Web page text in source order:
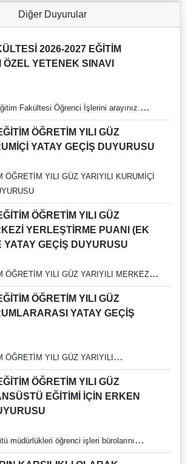
Diğer Duyurular
ÖZEL YETENEK SINAVI
Fakültesi Öğrenci İşlerini arayınız.
#
YATAY GEÇİŞ DUYURUSU
ÖĞRETİM YILI GÜZ YARIYILI KURUMİÇİ
YERLEŞTİRME PUANI (EK
YATAY GEÇİŞ DUYURUSU
ÖĞRETİM YILI GÜZ YARIYILI MERKEZİ
(EK MADDE-1) İLE YATAY GEÇİŞ
YATAY GEÇİŞ
ÖĞRETİM YILI GÜZ YARIYILI
YATAY GEÇİŞ DUYURUSU
EĞİTİMİ İÇİN ERKEN
müdürlükleri öğrenci işleri bürolarını